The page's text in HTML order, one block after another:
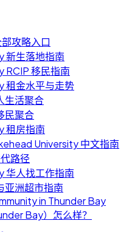
攻略入口
新生落地指南
RCIP 移民指南
租金水平与走势
生活聚合
民聚合
租房指南
University 中文指南
路径
华人找工作指南
亚洲超市指南
in Thunder Bay
Bay）怎么样？